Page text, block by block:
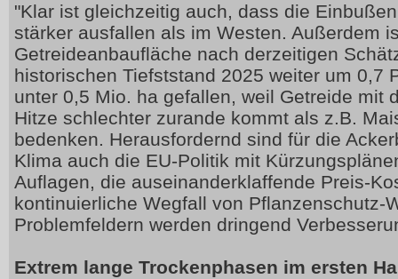
"Klar ist gleichzeitig auch, dass die
stärker ausfallen als im Westen. Außerdem
Getreideanbaufläche nach derzeitigen
historischen Tiefststand 2025 weiter um 0,7
unter 0,5 Mio. ha gefallen, weil Getreide mit
Hitze schlechter zurande kommt als z.B.
bedenken. Herausfordernd sind für die
Klima auch die EU-Politik mit
Auflagen, die auseinanderklaffende Preis-
kontinuierliche Wegfall von Pflanzenschutz-
Problemfeldern werden dringend
Extrem lange Trockenphasen im ersten